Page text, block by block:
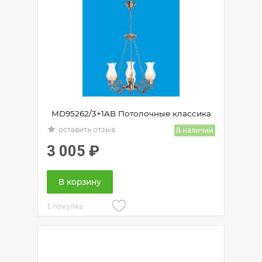
MD95262/3+1AB Потолочные классика
grade оставить отзыв В наличии
3 005 ₽
В корзину
1 покупка